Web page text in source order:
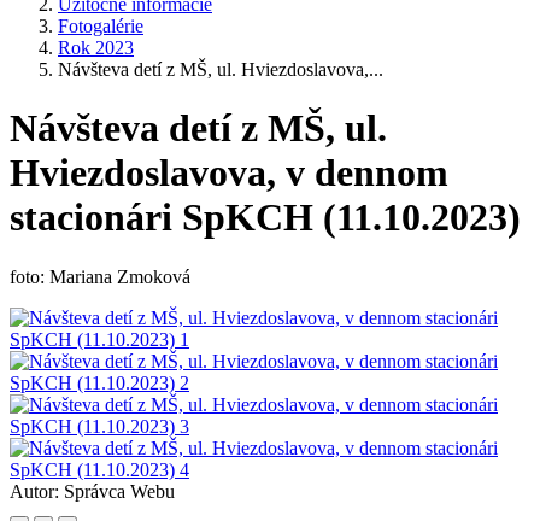
Užitočné informácie
Fotogalérie
Rok 2023
Návšteva detí z MŠ, ul. Hviezdoslavova,...
Návšteva detí z MŠ, ul.
Hviezdoslavova, v dennom
stacionári SpKCH (11.10.2023)
foto: Mariana Zmoková
Autor: Správca Webu